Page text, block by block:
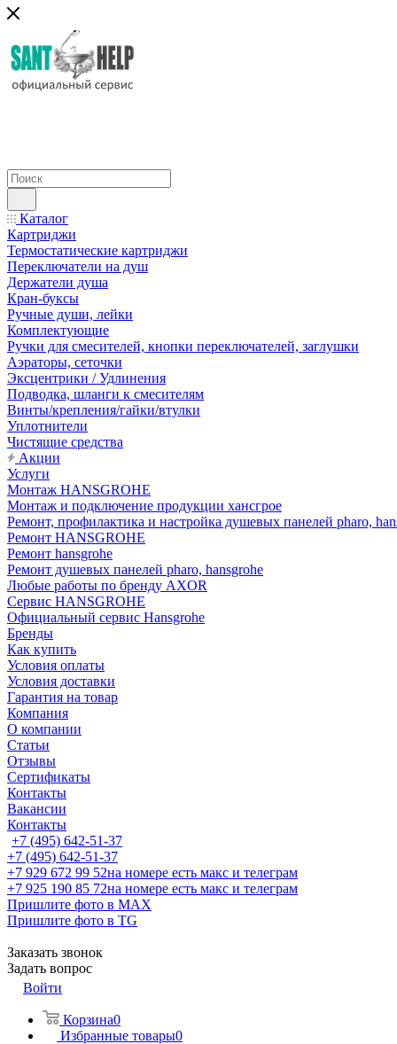
Каталог
Картриджи
Термостатические картриджи
Переключатели на душ
Держатели душа
Кран-буксы
Ручные души, лейки
Комплектующие
Ручки для смесителей, кнопки переключателей, заглушки
Аэраторы, сеточки
Эксцентрики / Удлинения
Подводка, шланги к смесителям
Винты/крепления/гайки/втулки
Уплотнители
Чистящие средства
Акции
Услуги
Монтаж HANSGROHE
Монтаж и подключение продукции хансгрое
Ремонт, профилактика и настройка душевых панелей pharo,
Ремонт HANSGROHE
Ремонт hansgrohe
Ремонт душевых панелей pharo, hansgrohe
Любые работы по бренду AXOR
Сервис HANSGROHE
Официальный сервис Hansgrohe
Бренды
Как купить
Условия оплаты
Условия доставки
Гарантия на товар
Компания
О компании
Статьи
Отзывы
Сертификаты
Контакты
Вакансии
Контакты
+7 (495) 642-51-37
+7 (495) 642-51-37
+7 929 672 99 52на номере есть макс и телеграм
+7 925 190 85 72на номере есть макс и телеграм
Пришлите фото в MAX
Пришлите фото в TG
Заказать звонок
Задать вопрос
Войти
Корзина0
Избранные товары0